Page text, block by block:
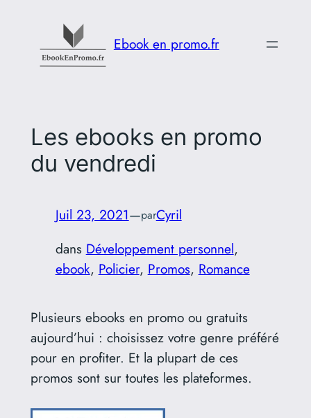
contenu
Ebook en promo.fr
Les ebooks en promo
du vendredi
Juil 23, 2021—parCyril
dans Développement personnel
ebook, Policier, Promos, Romance
Plusieurs ebooks en promo ou gratuits
aujourd’hui : choisissez votre genre préféré
pour en profiter. Et la plupart de ces
promos sont sur toutes les plateformes.